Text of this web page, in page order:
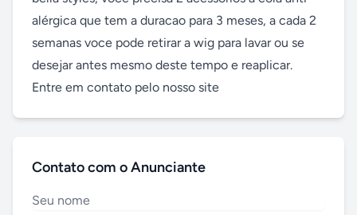
alérgica que tem a duracao para 3 meses, a cada 2
semanas voce pode retirar a wig para lavar ou se
desejar antes mesmo deste tempo e reaplicar.
Entre em contato pelo nosso site
Contato com o Anunciante